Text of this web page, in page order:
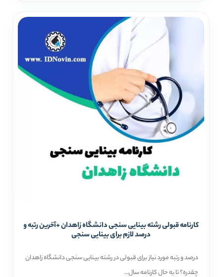
کارنامه قبولی رشته بینایی سنجی دانشگاه زاهدان +آخرین رتبه و
درصد لازم برای بینایی سنجی
درصد و رتبه مورد نیاز برای قبولی در رشته بینایی سنجی دانشگاه زاهدان
چقدره‌؟ تا به حال کارنامه سال...